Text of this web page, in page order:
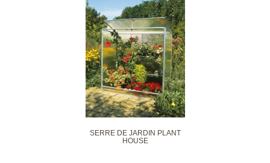
SERRE DE JARDIN PLANT
HOUSE